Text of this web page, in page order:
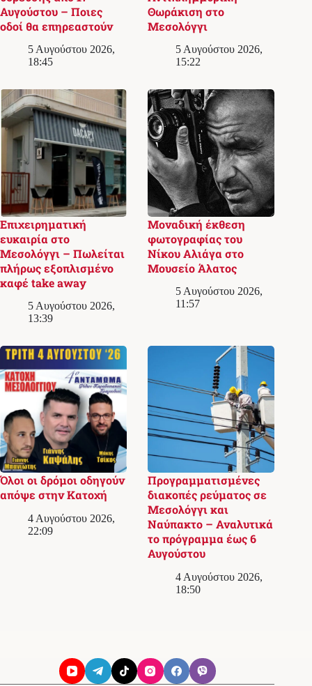
Αυγούστου – Ποιες
οδοί θα επηρεαστούν
5 Αυγούστου 2026,
18:45
Θωράκιση στο
Μεσολόγγι
5 Αυγούστου 2026,
15:22
Επιχειρηματική
ευκαιρία στο
Μεσολόγγι – Πωλείται
πλήρως εξοπλισμένο
καφέ take away
5 Αυγούστου 2026,
13:39
Μοναδική έκθεση
φωτογραφίας του
Νίκου Αλιάγα στο
Μουσείο Άλατος
5 Αυγούστου 2026,
11:57
Όλοι οι δρόμοι οδηγούν
απόψε στην Κατοχή
4 Αυγούστου 2026,
22:09
Προγραμματισμένες
διακοπές ρεύματος σε
Μεσολόγγι και
Ναύπακτο – Αναλυτικά
το πρόγραμμα έως 6
Αυγούστου
4 Αυγούστου 2026,
18:50